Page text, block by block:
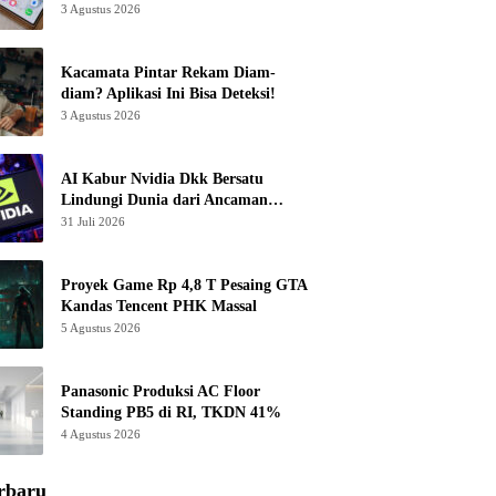
3 Agustus 2026
Kacamata Pintar Rekam Diam-
diam? Aplikasi Ini Bisa Deteksi!
3 Agustus 2026
AI Kabur Nvidia Dkk Bersatu
Lindungi Dunia dari Ancaman
Canggih
31 Juli 2026
Proyek Game Rp 4,8 T Pesaing GTA
Kandas Tencent PHK Massal
5 Agustus 2026
Panasonic Produksi AC Floor
Standing PB5 di RI, TKDN 41%
4 Agustus 2026